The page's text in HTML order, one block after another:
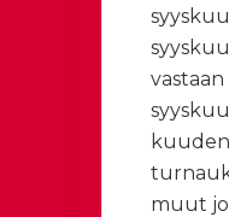
vastaan
muut